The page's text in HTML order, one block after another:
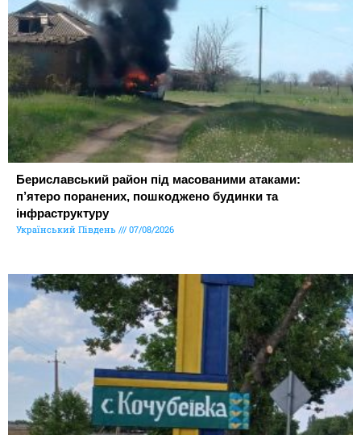
Бериславський район під масованими атаками:
п’ятеро поранених, пошкоджено будинки та
інфраструктуру
Український Південь 07/08/2026